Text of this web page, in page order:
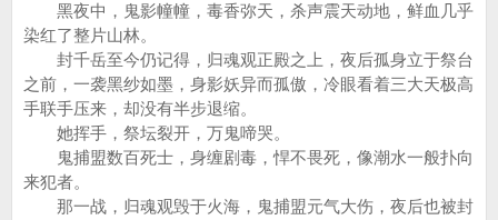
黑夜中，鬼影幢幢，毒香弥天，杀声震天动地，鲜血几乎
染红了整片山林。
封千岳至今仍记得，归魂观正殿之上，夜后孤身立于祭台
之前，一袭黑纱如墨，身影妖异而孤傲，冷眼看着三大天极高
手联手压来，却没有半步退缩。
她挥手，祭坛裂开，万鬼啼哭。
鬼捕盟数百死士，身缠剧毒，悍不畏死，像潮水一般扑向
来犯者。
那一战，归魂观毁于火海，鬼捕盟元气大伤，夜后也被封